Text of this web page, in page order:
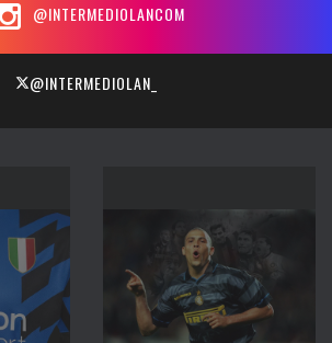
@INTERMEDIOLANCOM
@INTERMEDIOLAN_